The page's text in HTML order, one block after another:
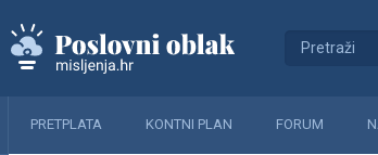
PRETPLATA KONTNI PLAN FORUM